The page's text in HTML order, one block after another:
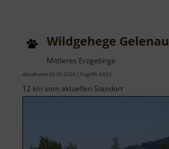
Wildgehege Gelenau
Mittleres Erzgebirge
aktuell vom 30.05.2026 / Zugriffe: 6923
12 km vom aktuellen Standort